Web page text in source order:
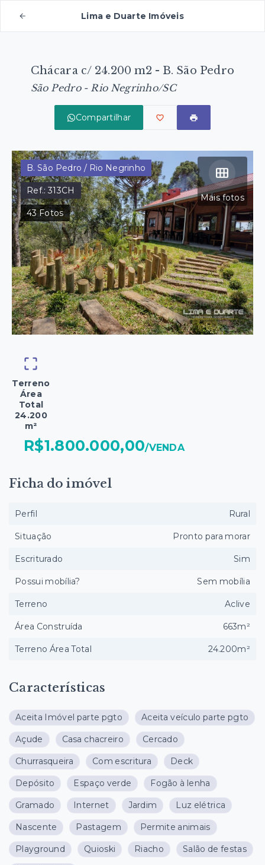
Lima e Duarte Imóveis
Chácara c/ 24.200 m2 - B. São Pedro
São Pedro - Rio Negrinho/SC
Compartilhar
Mais fotos
B. São Pedro / Rio Negrinho
Ref.:313CH
43Fotos
Terreno
Área
Total
24.200
m²
R$1.800.000,00/VENDA
Características
Aceita Imóvel parte pgto Aceita veículo parte pgto
Açude Casa chacreiro Cercado
Churrasqueira Com escritura Deck
Depósito Espaço verde Fogão à lenha
Gramado Internet Jardim Luz elétrica
Nascente Pastagem Permite animais
Playground Quioski Riacho Salão de festas
Ficha do imóvel
Perfil Rural
Situação Pronto para morar
Escriturado Sim
Possui mobília? Sem mobília
Terreno Aclive
Área Construída 663m²
Terreno Área Total 24.200m²